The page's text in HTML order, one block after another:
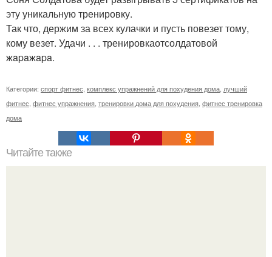
эту уникальную тренировку.
Так что, держим за всех кулачки и пусть повезет тому,
кому везет. Удачи . . . тренировкаотсолдатовой
жapaжapa.
Категории: спорт фитнес комплекс упражнений для похудения дома лучший
фитнес фитнес упражнения тренировки дома для похудения фитнес тренировка
дома
Читайте также